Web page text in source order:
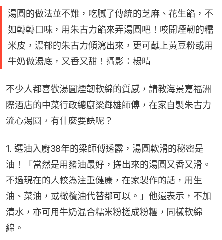
湯圓的做法並不難，吃膩了傳統的芝麻、花生餡，不
如轉轉口味，用朱古力餡來弄湯圓吧！咬開煙韌的糯
米皮，濃郁的朱古力傾瀉出來，更可蘸上黃豆粉或用
牛奶做湯底，又香又甜！攝影：楊晴
不少人都喜歡湯圓煙韌軟綿的質感，請教海景嘉福洲
際酒店的中菜行政總廚梁輝雄師傅，在家自製朱古力
流心湯圓，有什麼要訣呢？
1. 選油入廚38年的梁師傅透露，湯圓軟滑的秘密是
油！「當然是用豬油最好，搓出來的湯圓又香又滑。
不過現在的人較為注重健康，在家製作的話，用生
油、菜油，或橄欖油代替都可以。」他還表示，不加
清水，亦可用牛奶混合糯米粉搓成粉糰，同樣軟綿
綿。